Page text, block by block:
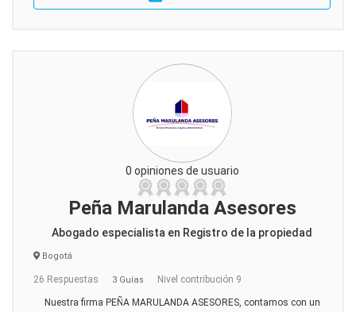
0 opiniones de usuario
Peña Marulanda Asesores
Abogado especialista en Registro de la propiedad
Bogotá
26 Respuestas 3 Guías Nivel contribución 9
Nuestra firma PEÑA MARULANDA ASESORES, contamos con un